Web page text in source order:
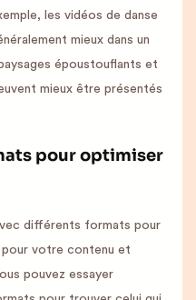
les vidéos de danse
mieux dans un
époustouflants et
mieux être présentés
pour optimiser
différents formats pour
votre contenu et
pouvez essayer